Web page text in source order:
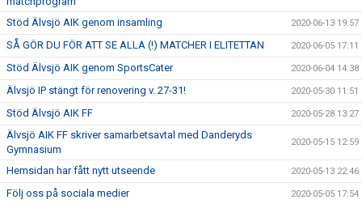
Stöd Älvsjö AIK genom insamling 2020-06-13 19:57
SÅ GÖR DU FÖR ATT SE ALLA (!) MATCHER I ELITETTAN 2020-06-05 17:11
Stöd Älvsjö AIK genom SportsCater 2020-06-04 14:38
Älvsjö IP stängt för renovering v. 27-31! 2020-05-30 11:51
Stöd Älvsjö AIK FF 2020-05-28 13:27
Älvsjö AIK FF skriver samarbetsavtal med Danderyds
Gymnasium
2020-05-15 12:59
Hemsidan har fått nytt utseende 2020-05-13 22:46
Följ oss på sociala medier 2020-05-05 17:54